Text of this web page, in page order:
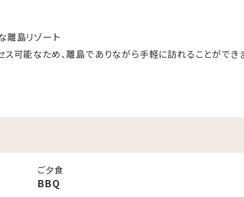
島リゾート
可能なため、離島でありながら手軽に訪れることができま
おり、離島の中の大自然を感じながら、快適にお過ごしいた
グリーン色で、浅瀬なら肉眼でも底が透けて見えるほど。
ご夕食
BBQ